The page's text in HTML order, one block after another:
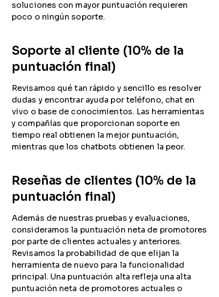
soluciones con mayor puntuación requieren
poco o ningún soporte.
Soporte al cliente (10% de la
puntuación final)
Revisamos qué tan rápido y sencillo es resolver
dudas y encontrar ayuda por teléfono, chat en
vivo o base de conocimientos. Las herramientas
y compañías que proporcionan soporte en
tiempo real obtienen la mejor puntuación,
mientras que los chatbots obtienen la peor.
Reseñas de clientes (10% de la
puntuación final)
Además de nuestras pruebas y evaluaciones,
consideramos la puntuación neta de promotores
por parte de clientes actuales y anteriores.
Revisamos la probabilidad de que elijan la
herramienta de nuevo para la funcionalidad
principal. Una puntuación alta refleja una alta
puntuación neta de promotores actuales o